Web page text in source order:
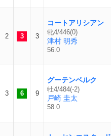
2 3 3
コートアリシアン
牝4/446(0)
津村 明秀
56.0
3 6 9
グーテンベルク
牡4/484(-2)
戸崎 圭太
58.0